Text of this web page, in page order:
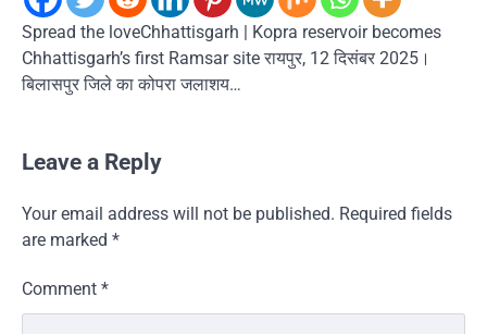
Spread the loveChhattisgarh | Kopra reservoir becomes
Chhattisgarh’s first Ramsar site रायपुर, 12 दिसंबर 2025।
बिलासपुर जिले का कोपरा जलाशय…
Leave a Reply
Your email address will not be published. Required fields
are marked *
Comment *